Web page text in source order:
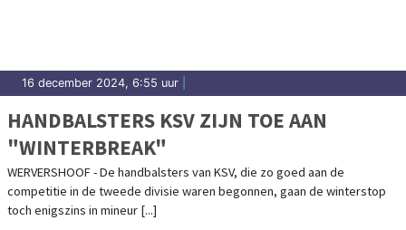
16 december 2024, 6:55 uur
HANDBALSTERS KSV ZIJN TOE AAN
"WINTERBREAK"
WERVERSHOOF - De handbalsters van KSV, die zo goed aan de
competitie in de tweede divisie waren begonnen, gaan de winterstop
toch enigszins in mineur [...]